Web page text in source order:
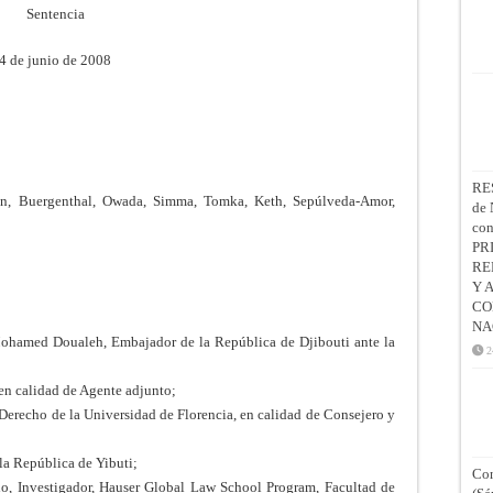
Sentencia
4 de junio de 2008
Buergenthal, Owada, Simma, Tomka, Keth, Sepúlveda-Amor,
Doualeh, Embajador de la República de Djibouti ante la
calidad de Agente adjunto;
de la Universidad de Florencia, en calidad de Consejero y
República de Yibuti;
Investigador, Hauser Global Law School Program, Facultad de
de
Y